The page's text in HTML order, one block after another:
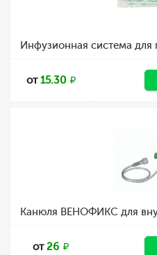
Инфузионная система для
от15.30
Канюля ВЕНОФИКС для
от26